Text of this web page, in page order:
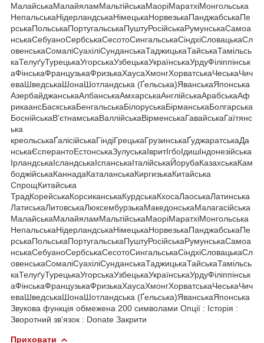
МалайськаМалайяламМальтійськаМаоріМаратхіМонгольська
НепальськаНідерландськаНімецькаНорвезькаПанджабськаПе
рськаПольськаПортугальськаПуштуРосійськаРумунськаСамоа
нськаСебуаноСербськаСесотоСингальськаСіндхіСловацькаСл
овенськаСомаліСуахіліСунданськаТаджицькаТайськаТамільсь
каТелуґуТурецькаУгорськаУзбецькаУкраїнськаУрдуФіліппінськ
аФінськаФранцузькаФризькаХаусаХмонгХорватськаЧеськаЧич
еваШведськаШонаШотландська (Ґельська)ЯванськаЯпонська
АзербайджанськаАлбанськаАмхарськаАнглійськаАрабськаАф
рикаансБаскськаБенгальськаБілоруськаБірманськаБолгарська
БоснійськаВ'єтнамськаВаллійськаВірменськаГавайськаГаїтянс
ька
креольськаҐалісійськаГіндіГрецькаГрузинськаҐуджаратськаДа
нськаЄсперантоЕстонськаЗулуськаІвритІгбоІдишІндонезійська
ІрландськаІсландськаІспанськаІталійськаЙорубаКазахськаКам
боджійськаКаннадаКаталанськаКиргизькаКитайська
СпрощКитайська
ТрадКорейськаКорсиканськаКурдськаКхосаЛаоськаЛатинська
ЛатиськаЛитовськаЛюксембурзькаМакедонськаМалагасійська
МалайськаМалайяламМальтійськаМаоріМаратхіМонгольська
НепальськаНідерландськаНімецькаНорвезькаПанджабськаПе
рськаПольськаПортугальськаПуштуРосійськаРумунськаСамоа
нськаСебуаноСербськаСесотоСингальськаСіндхіСловацькаСл
овенськаСомаліСуахіліСунданськаТаджицькаТайськаТамільсь
каТелуґуТурецькаУгорськаУзбецькаУкраїнськаУрдуФіліппінськ
аФінськаФранцузькаФризькаХаусаХмонгХорватськаЧеськаЧич
еваШведськаШонаШотландська (Ґельська)ЯванськаЯпонська
Звукова функція обмежена 200 символами Опції : Історія :
Зворотний зв'язок : Donate Закрити
Приховати